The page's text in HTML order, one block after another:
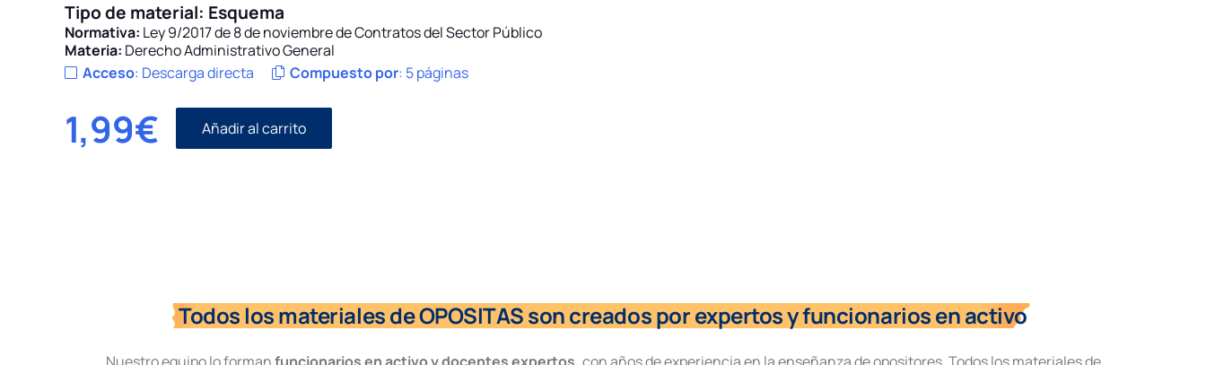
Tipo de material: Esquema
Normativa: Ley 9/2017 de 8 de noviembre de Contratos del Sector Público
Materia: Derecho Administrativo General
Acceso: Descarga directa Compuesto por: 5 páginas
1,99€
Diálogo
competitivo
Añadir al carrito
Todos los materiales de OPOSITAS son creados por expertos y funcionarios en activo